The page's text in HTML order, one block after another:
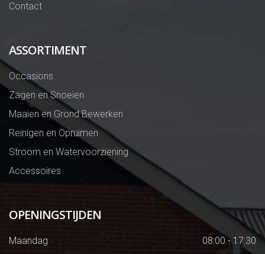
Contact
ASSORTIMENT
Occasions
Zagen en Snoeien
Maaien en Grond Bewerken
Reinigen en Opruimen
Stroom en Watervoorziening
Accessoires
OPENINGSTIJDEN
Maandag
08:00 - 17:30